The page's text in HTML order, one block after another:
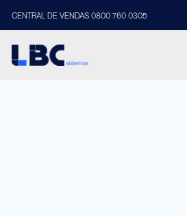
CENTRAL DE VENDAS 0800 760 0305